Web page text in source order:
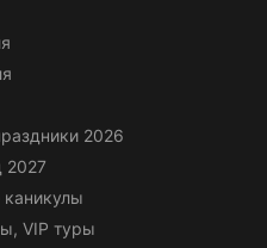
2026
2027
VIP туры